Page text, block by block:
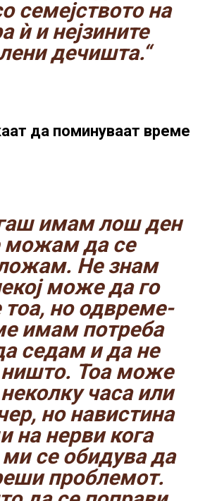
семејството на
ѝ и нејзините
дечишта.“
да поминуваат време
имам лош ден
можам да се
Не знам
може да го
тоа, но одвреме-
имам потреба
седам и да не
Тоа може
часа или
но навистина
на нерви кога
ми се обидува да
проблемот.